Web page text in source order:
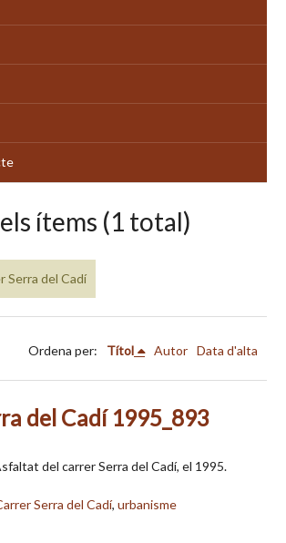
ítems (1 total)
Serra del Cadí
Ordena per: Títol Autor Data d'alta
del Cadí 1995_893
del carrer Serra del Cadí, el 1995.
Serra del Cadí, urbanisme